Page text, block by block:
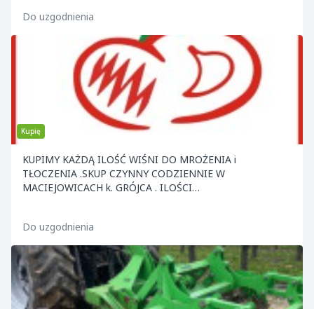
Do uzgodnienia
Kupię
KUPIMY KAŻDĄ ILOŚĆ WIŚNI DO MROŻENIA i
TŁOCZENIA .SKUP CZYNNY CODZIENNIE W
MACIEJOWICACH k. GRÓJCA . ILOŚCI
Do uzgodnienia